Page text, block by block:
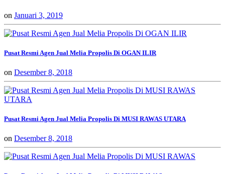
on Januari 3, 2019
Pusat Resmi Agen Jual Melia Propolis Di OGAN ILIR
on Desember 8, 2018
Pusat Resmi Agen Jual Melia Propolis Di MUSI RAWAS UTARA
on Desember 8, 2018